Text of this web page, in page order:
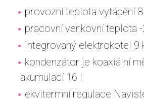
provozní teplota vytápění 8
pracovní venkovní teplota -
integrovaný elektrokotel 9
kondenzátor je koaxiální
akumulací 16 l
ekvitermní regulace